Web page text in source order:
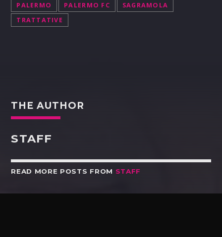
PALERMO PALERMO FC
SAGRAMOLA
TRATTATIVE
THE AUTHOR
STAFF
READ MORE POSTS FROM STAFF